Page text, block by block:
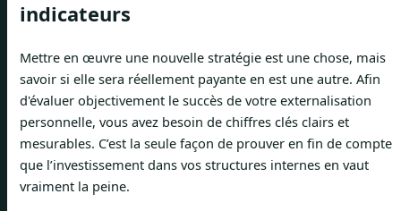
indicateurs
Mettre en œuvre une nouvelle stratégie est une chose, mais
savoir si elle sera réellement payante en est une autre. Afin
d'évaluer objectivement le succès de votre externalisation
personnelle, vous avez besoin de chiffres clés clairs et
mesurables. C’est la seule façon de prouver en fin de compte
que l’investissement dans vos structures internes en vaut
vraiment la peine.